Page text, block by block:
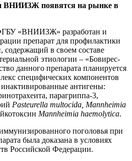
ВНИИЗЖ появятся на рынке в
«ВНИИЗЖ» разработан и
препарат для профилактики
в своем составе
этиологии – «Бовирес-
данного препарата планируется
специфических компонентов
антигены:
парагриппа-3,
Pasteurella multocida Mannheimia
Mannheimia haemolytica.
поголовья при
была доказана в условиях
Российской Федерации.